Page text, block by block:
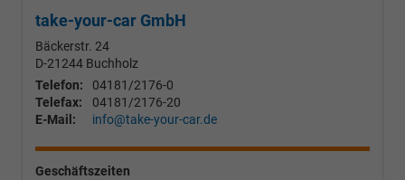
take-your-car GmbH
Bäckerstr. 24
D-21244 Buchholz
Telefon:
04181/2176-0
Telefax:
04181/2176-20
E-Mail:
info@take-your-car.de
Geschäftszeiten